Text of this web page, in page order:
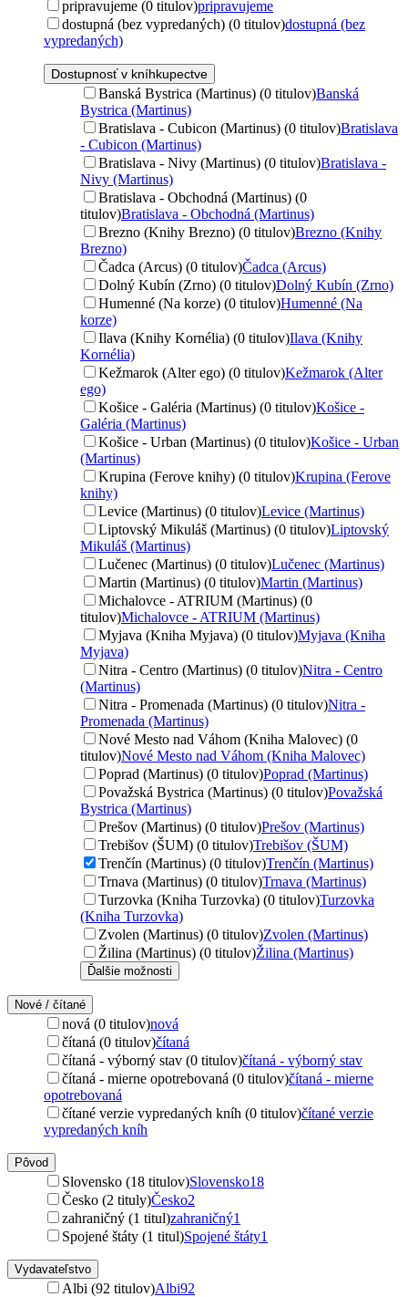
pripravujeme (0 titulov)pripravujeme
dostupná (bez vypredaných) (0 titulov)dostupná (bez
vypredaných)
Dostupnosť v kníhkupectve
Banská Bystrica (Martinus) (0 titulov)Banská
Bystrica (Martinus)
Bratislava - Cubicon (Martinus) (0 titulov)Bratislava
- Cubicon (Martinus)
Bratislava - Nivy (Martinus) (0 titulov)Bratislava -
Nivy (Martinus)
Bratislava - Obchodná (Martinus) (0
titulov)Bratislava - Obchodná (Martinus)
Brezno (Knihy Brezno) (0 titulov)Brezno (Knihy
Brezno)
Čadca (Arcus) (0 titulov)Čadca (Arcus)
Dolný Kubín (Zrno) (0 titulov)Dolný Kubín (Zrno)
Humenné (Na korze) (0 titulov)Humenné (Na
korze)
Ilava (Knihy Kornélia) (0 titulov)Ilava (Knihy
Kornélia)
Kežmarok (Alter ego) (0 titulov)Kežmarok (Alter
ego)
Košice - Galéria (Martinus) (0 titulov)Košice -
Galéria (Martinus)
Košice - Urban (Martinus) (0 titulov)Košice - Urban
(Martinus)
Krupina (Ferove knihy) (0 titulov)Krupina (Ferove
knihy)
Levice (Martinus) (0 titulov)Levice (Martinus)
Liptovský Mikuláš (Martinus) (0 titulov)Liptovský
Mikuláš (Martinus)
Lučenec (Martinus) (0 titulov)Lučenec (Martinus)
Martin (Martinus) (0 titulov)Martin (Martinus)
Michalovce - ATRIUM (Martinus) (0
titulov)Michalovce - ATRIUM (Martinus)
Myjava (Kniha Myjava) (0 titulov)Myjava (Kniha
Myjava)
Nitra - Centro (Martinus) (0 titulov)Nitra - Centro
(Martinus)
Nitra - Promenada (Martinus) (0 titulov)Nitra -
Promenada (Martinus)
Nové Mesto nad Váhom (Kniha Malovec) (0
titulov)Nové Mesto nad Váhom (Kniha Malovec)
Poprad (Martinus) (0 titulov)Poprad (Martinus)
Považská Bystrica (Martinus) (0 titulov)Považská
Bystrica (Martinus)
Prešov (Martinus) (0 titulov)Prešov (Martinus)
Trebišov (ŠUM) (0 titulov)Trebišov (ŠUM)
Trenčín (Martinus) (0 titulov)Trenčín (Martinus)
Trnava (Martinus) (0 titulov)Trnava (Martinus)
Turzovka (Kniha Turzovka) (0 titulov)Turzovka
(Kniha Turzovka)
Zvolen (Martinus) (0 titulov)Zvolen (Martinus)
Žilina (Martinus) (0 titulov)Žilina (Martinus)
Ďalšie možnosti
Nové / čítané
nová (0 titulov)nová
čítaná (0 titulov)čítaná
čítaná - výborný stav (0 titulov)čítaná - výborný stav
čítaná - mierne opotrebovaná (0 titulov)čítaná - mierne
opotrebovaná
čítané verzie vypredaných kníh (0 titulov)čítané verzie
vypredaných kníh
Pôvod
Slovensko (18 titulov)Slovensko18
Česko (2 tituly)Česko2
zahraničný (1 titul)zahraničný1
Spojené štáty (1 titul)Spojené štáty1
Vydavateľstvo
Albi (92 titulov)Albi92